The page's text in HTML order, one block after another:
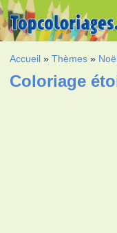
Accueil »Thèmes »
Coloriage